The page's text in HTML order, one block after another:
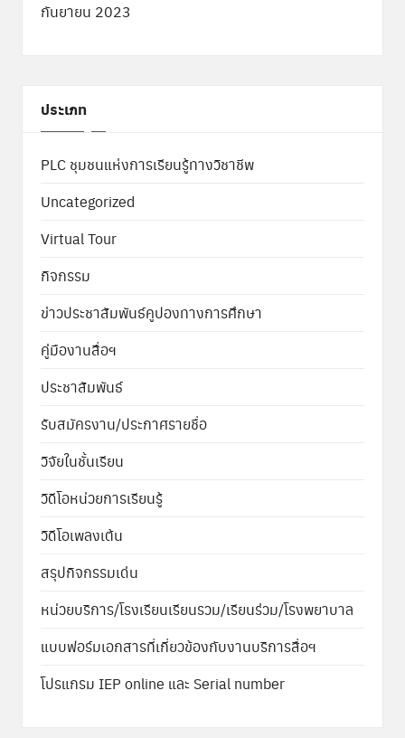
กันยายน 2023
ประเภท
PLC ชุมชนแห่งการเรียนรู้ทางวิชาชีพ
Uncategorized
Virtual Tour
กิจกรรม
ข่าวประชาสัมพันธ์คูปองทางการศึกษา
คู่มืองานสื่อฯ
ประชาสัมพันธ์
รับสมัครงาน/ประกาศรายชื่อ
วิจัยในชั้นเรียน
วิดีโอหน่วยการเรียนรู้
วิดีโอเพลงเต้น
สรุปกิจกรรมเด่น
หน่วยบริการ/โรงเรียนเรียนรวม/เรียนร่วม/โรงพยาบาล
แบบฟอร์มเอกสารที่เกี่ยวข้องกับงานบริการสื่อฯ
โปรแกรม IEP online และ Serial number